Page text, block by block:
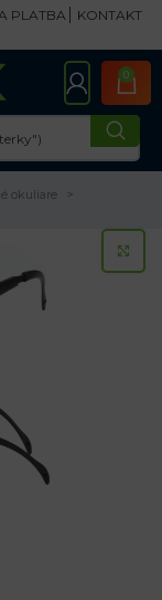
PLATBA KONTAKT
0
okuliare